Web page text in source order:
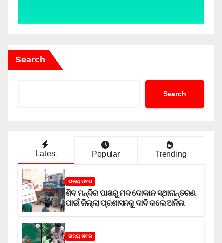
Search
Search
Latest Popular Trending
ରାଜ୍ୟ ଖବର
ଶିବ ମନ୍ଦିର ପାଖରୁ ମଦ ଦୋକାନ ସ୍ଥାନାନ୍ତରଣ
ପାଇଁ ଜିଲ୍ଲା ପ୍ରଶାସନକୁ ଦାବି କଲେ ଅନିଲ
ରାଜ୍ୟ ଖବର